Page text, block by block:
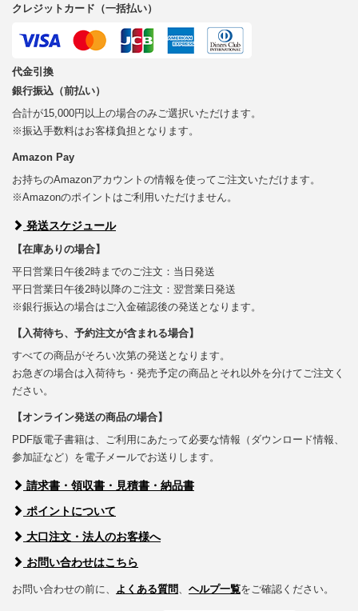
クレジットカード（一括払い）
代金引換
銀行振込（前払い）
合計が15,000円以上の場合のみご選択いただけます。
※振込手数料はお客様負担となります。
Amazon Pay
お持ちのAmazonアカウントの情報を使ってご注文いただけます。
※Amazonのポイントはご利用いただけません。
発送スケジュール
【在庫ありの場合】
平日営業日午後2時までのご注文：当日発送
平日営業日午後2時以降のご注文：翌営業日発送
※銀行振込の場合はご入金確認後の発送となります。
【入荷待ち、予約注文が含まれる場合】
すべての商品がそろい次第の発送となります。
お急ぎの場合は入荷待ち・発売予定の商品とそれ以外を分けてご注文く
ださい。
【オンライン発送の商品の場合】
PDF版電子書籍は、ご利用にあたって必要な情報（ダウンロード情報、
参加証など）を電子メールでお送りします。
請求書・領収書・見積書・納品書
ポイントについて
大口注文・法人のお客様へ
お問い合わせはこちら
お問い合わせの前に、 よくある質問、 ヘルプ一覧をご確認ください。